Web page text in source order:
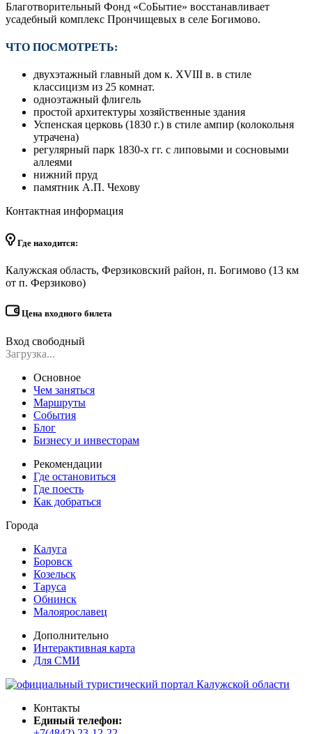
Благотворительный Фонд «СоБытие» восстанавливает
усадебный комплекс Прончищевых в селе Богимово.
ЧТО ПОСМОТРЕТЬ:
двухэтажный главный дом к. XVIII в. в стиле
классицизм из 25 комнат.
одноэтажный флигель
простой архитектуры хозяйственные здания
Успенская церковь (1830 г.) в стиле ампир (колокольня
утрачена)
регулярный парк 1830-х гг. с липовыми и сосновыми
аллеями
нижний пруд
памятник А.П. Чехову
Контактная информация
Где находится:
Калужская область, Ферзиковский район, п. Богимово (13 км
от п. Ферзиково)
Цена входного билета
Вход свободный
Загрузка...
Основное
Чем заняться
Маршруты
События
Блог
Бизнесу и инвесторам
Рекомендации
Где остановиться
Где поесть
Как добраться
Города
Калуга
Боровск
Козельск
Таруса
Обнинск
Малоярославец
Дополнительно
Интерактивная карта
Для СМИ
Контакты
Единый телефон: